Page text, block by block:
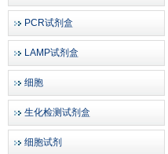
PCR试剂盒
LAMP试剂盒
细胞
生化检测试剂盒
细胞试剂